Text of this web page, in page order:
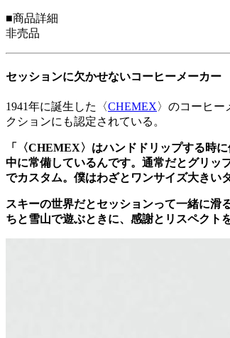
■商品詳細
非売品
セッションに欠かせないコーヒーメーカー
1941年に誕生した〈CHEMEX〉のコーヒー
クションにも認定されている。
「〈CHEMEX〉はハンドドリップする時
中に常備しているんです。通常だとグリッ
でカスタム。僕はわざとワンサイズ大きい
スキーの世界だとセッションって一緒に滑
ちと雪山で遊ぶときに、感謝とリスペクト